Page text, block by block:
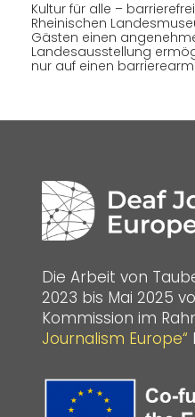
Kultur für alle –
Rheinischen
Gästen einen
Landesausstellung
nur auf einen
Die Arbeit von
2023 bis Mai 2025
Kommission im
Journalism Europe“